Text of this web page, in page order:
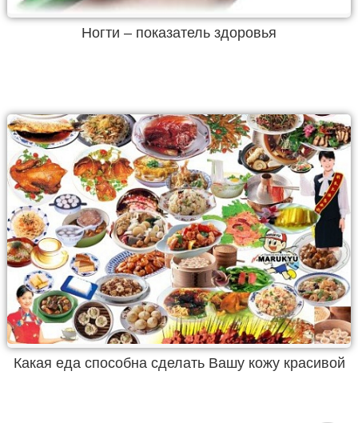
Ногти – показатель здоровья
Какая еда способна сделать Вашу кожу красивой